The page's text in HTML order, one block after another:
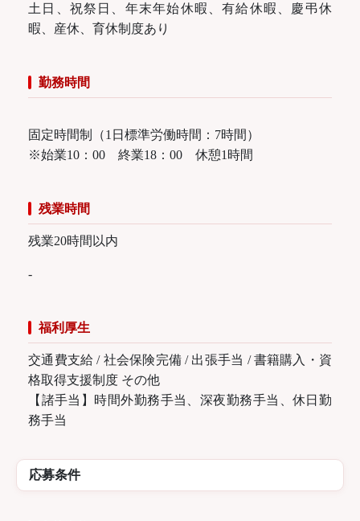
土日、祝祭日、年末年始休暇、有給休暇、慶弔休
暇、産休、育休制度あり
勤務時間
固定時間制（1日標準労働時間：7時間）
※始業10：00 終業18：00 休憩1時間
残業時間
残業20時間以内
‐
福利厚生
交通費支給 / 社会保険完備 / 出張手当 / 書籍購入・資
格取得支援制度 その他
【諸手当】時間外勤務手当、深夜勤務手当、休日勤
務手当
応募条件